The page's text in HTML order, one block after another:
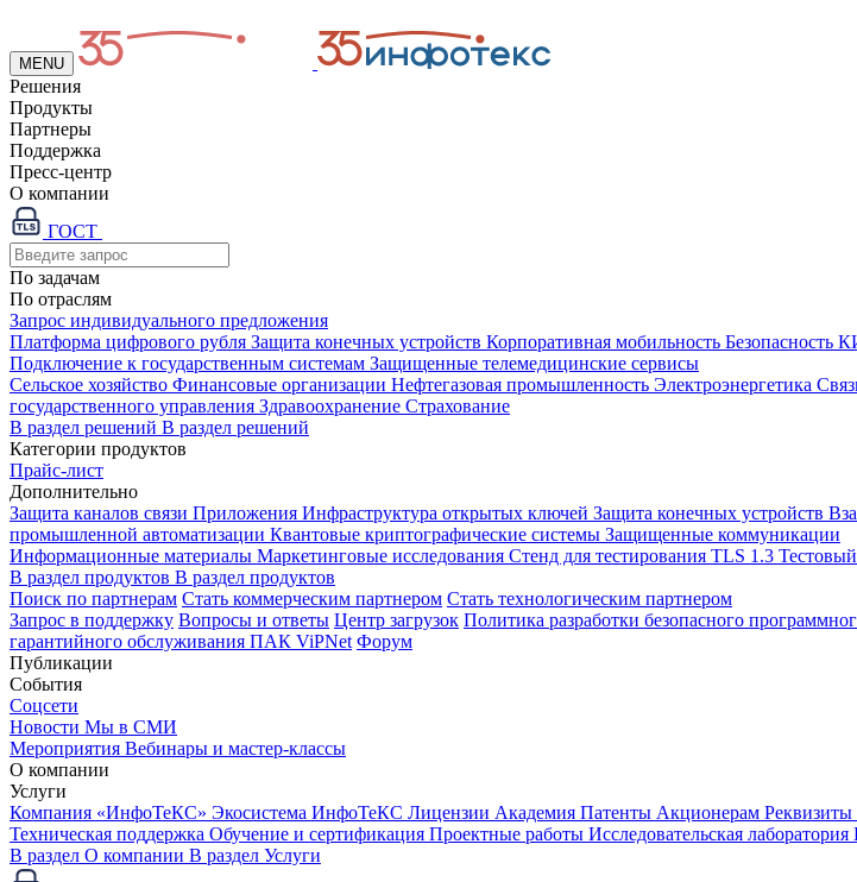
MENU
Решения
Продукты
Партнеры
Поддержка
Пресс-центр
О компании
ГОСТ
По задачам
По отраслям
Запрос индивидуального предложения
Платформа цифрового рубля Защита конечных устройств Корпоративная мобильность Безопасность
Подключение к государственным системам Защищенные телемедицинские сервисы
Сельское хозяйство Финансовые организации Нефтегазовая промышленность Электроэнергетика
государственного управления Здравоохранение Страхование
В раздел решений В раздел решений
Категории продуктов
Прайс-лист
Дополнительно
Защита каналов связи Приложения Инфраструктура открытых ключей Защита конечных устройств
промышленной автоматизации Квантовые криптографические системы Защищенные коммуникации
Информационные материалы Маркетинговые исследования Стенд для тестирования TLS 1.3
В раздел продуктов В раздел продуктов
Поиск по партнерам Стать коммерческим партнером Стать технологическим партнером
Запрос в поддержку Вопросы и ответы Центр загрузок Политика разработки безопасного
гарантийного обслуживания ПАК ViPNet Форум
Публикации
События
Соцсети
Новости Мы в СМИ
Мероприятия Вебинары и мастер-классы
О компании
Услуги
Компания «ИнфоТеКС» Экосистема ИнфоТеКС Лицензии Академия Патенты Акционерам Реквизиты
Техническая поддержка Обучение и сертификация Проектные работы Исследовательская лаборатория
В раздел О компании В раздел Услуги